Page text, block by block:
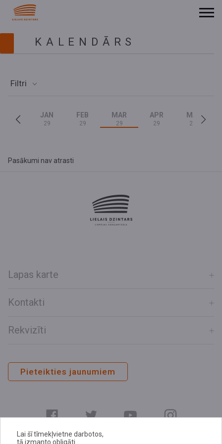
KALENDĀRS
Filtri
JAN
29
FEB
29
MAR
29
APR
29
MAI
29
Pasākumi nav atrasti
Lapas karte
Kontakti
Rekvizīti
Pieteikties jaunumiem
Lai šī tīmekļvietne darbotos,
tā izmanto obligāti